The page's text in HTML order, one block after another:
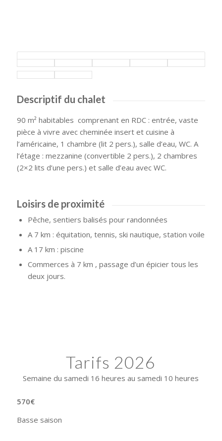
Descriptif du chalet
90 m² habitables comprenant en RDC : entrée, vaste
pièce à vivre avec cheminée insert et cuisine à
l’américaine, 1 chambre (lit 2 pers.), salle d’eau, WC. A
l’étage : mezzanine (convertible 2 pers.), 2 chambres
(2×2 lits d’une pers.) et salle d’eau avec WC.
Loisirs de proximité
Pêche, sentiers balisés pour randonnées
A 7 km : équitation, tennis, ski nautique, station voile
A 17 km : piscine
Commerces à 7 km , passage d’un épicier tous les
deux jours.
Tarifs 2026
Semaine du samedi 16 heures au samedi 10 heures
570€
Basse saison